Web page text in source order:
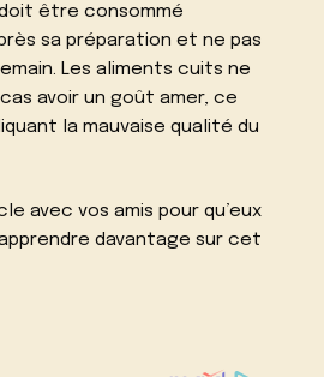
être consommé
sa préparation et ne pas
Les aliments cuits ne
avoir un goût amer, ce
la mauvaise qualité du
avec vos amis pour qu’eux
davantage sur cet